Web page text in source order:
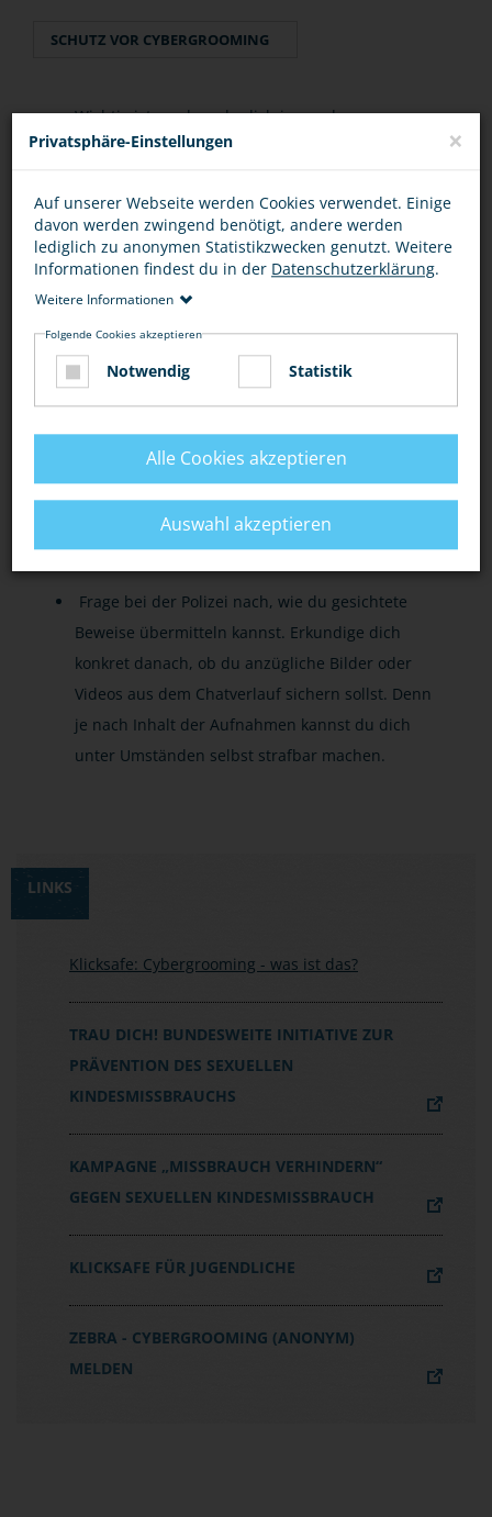
SCHUTZ VOR CYBERGROOMING
Wichtig ist es, dass du dich jemandem
anvertraust und darüber redest.
melde das der Polizei. Das kann eine Straftat
sein.
Zusätzlich kannst du dem Anbieter des Sozialen
Bescheid sagen, damit er diesen Account
sperren kann.
Um das Cybergrooming nachweisen zu können,
ist es wichtig, dass du Screenshots oder Fotos
Frage bei der Polizei nach, wie du gesichtete
Beweise übermitteln kannst. Erkundige dich
konkret danach, ob du anzügliche Bilder oder
Videos aus dem Chatverlauf sichern sollst. Denn
je nach Inhalt der Aufnahmen kannst du dich
unter Umständen selbst strafbar machen.
LINKS
Klicksafe: Cybergrooming - was ist das?
TRAU DICH! BUNDESWEITE INITIATIVE ZUR
PRÄVENTION DES SEXUELLEN
KINDESMISSBRAUCHS
KAMPAGNE „MISSBRAUCH VERHINDERN“
GEGEN SEXUELLEN KINDESMISSBRAUCH
KLICKSAFE FÜR JUGENDLICHE
ZEBRA - CYBERGROOMING (ANONYM)
MELDEN
Privatsphäre-Einstellungen ×
Auf unserer Webseite werden Cookies verwendet. Einige
davon werden zwingend benötigt, andere werden
lediglich zu anonymen Statistikzwecken genutzt. Weitere
Informationen findest du in der Datenschutzerklärung.
Weitere Informationen
Folgende Cookies akzeptieren
Notwendig Statistik
Alle Cookies akzeptieren
Auswahl akzeptieren